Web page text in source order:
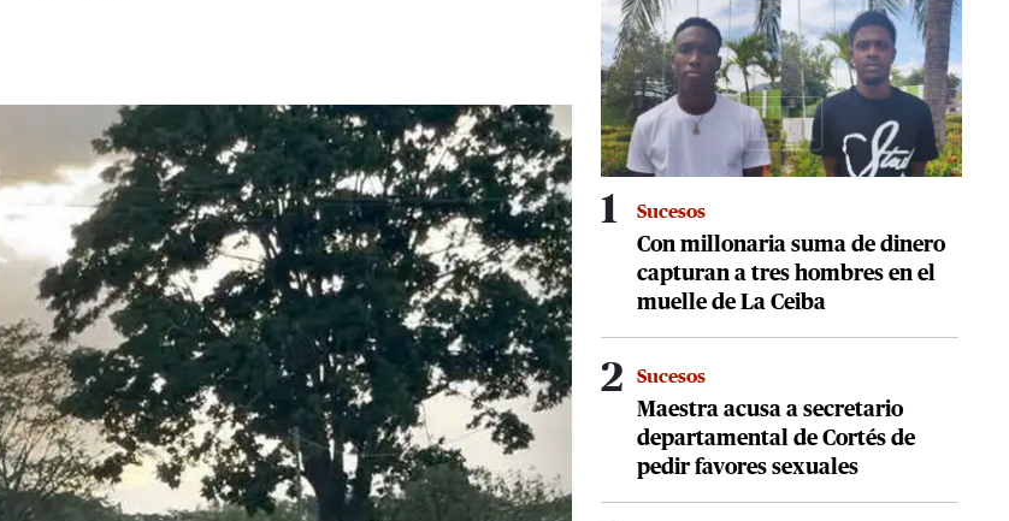
1 Sucesos
Con millonaria suma de dinero
capturan a tres hombres en el
muelle de La Ceiba
2 Sucesos
Maestra acusa a secretario
departamental de Cortés de
pedir favores sexuales